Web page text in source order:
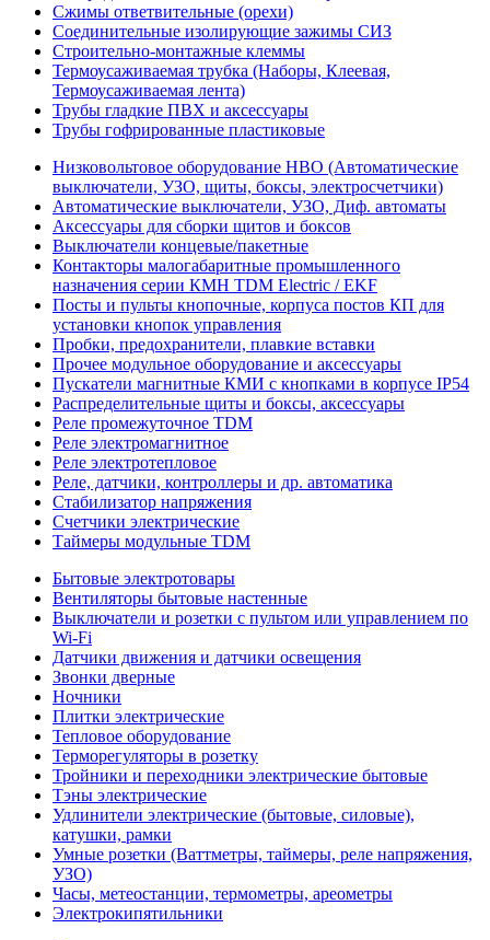
Сжимы ответвительные (орехи)
Соединительные изолирующие зажимы СИЗ
Строительно-монтажные клеммы
Термоусаживаемая трубка (Наборы, Клеевая,
Термоусаживаемая лента)
Трубы гладкие ПВХ и аксессуары
Трубы гофрированные пластиковые
Низковольтовое оборудование НВО (Автоматические
выключатели, УЗО, щиты, боксы, электросчетчики)
Автоматические выключатели, УЗО, Диф. автоматы
Аксессуары для сборки щитов и боксов
Выключатели концевые/пакетные
Контакторы малогабаритные промышленного
назначения серии КМН TDM Electric / EKF
Посты и пульты кнопочные, корпуса постов КП для
установки кнопок управления
Пробки, предохранители, плавкие вставки
Прочее модульное оборудование и аксессуары
Пускатели магнитные КМИ с кнопками в корпусе IP54
Распределительные щиты и боксы, аксессуары
Реле промежуточное TDM
Реле электромагнитное
Реле электротепловое
Реле, датчики, контроллеры и др. автоматика
Стабилизатор напряжения
Счетчики электрические
Таймеры модульные TDM
Бытовые электротовары
Вентиляторы бытовые настенные
Выключатели и розетки с пультом или управлением по
Wi-Fi
Датчики движения и датчики освещения
Звонки дверные
Ночники
Плитки электрические
Тепловое оборудование
Терморегуляторы в розетку
Тройники и переходники электрические бытовые
Тэны электрические
Удлинители электрические (бытовые, силовые),
катушки, рамки
Умные розетки (Ваттметры, таймеры, реле напряжения,
УЗО)
Часы, метеостанции, термометры, ареометры
Электрокипятильники